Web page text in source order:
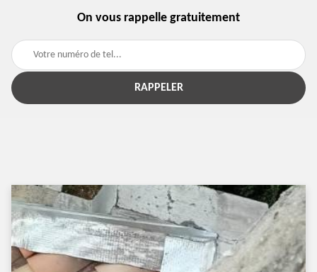
On vous rappelle gratuitement